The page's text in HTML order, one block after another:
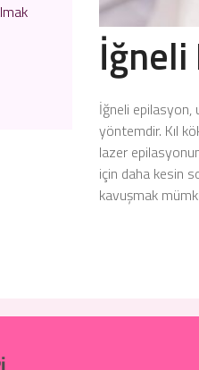
İğneli
İğneli epilasyon,
yöntemdir. Kıl
lazer
için daha kesin
kavuşmak